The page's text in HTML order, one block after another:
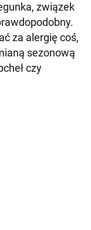
związek
za alergię coś,
sezonową
czy